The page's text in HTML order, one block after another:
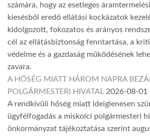
számára, hogy az esetleges
kiesésből eredő ellátási kockázatok
kidolgozott, fokozatos és arányos
cél az ellátásbiztonság fenntartása, a
védelme és a gazdaság működésének
zavara.
A HŐSÉG MIATT HÁROM NAPRA
POLGÁRMESTERI HIVATAL 2026-08-01
A rendkívüli hőség miatt ideiglenesen
ügyfélfogadás a miskolci polgármesteri
önkormányzat tájékoztatása szerint